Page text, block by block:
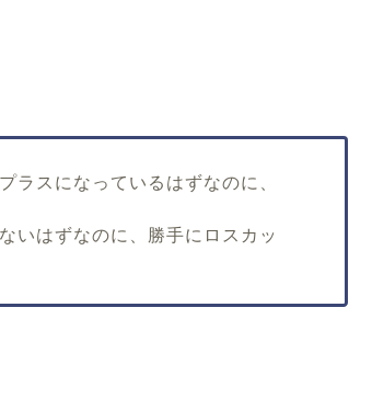
ラスになっているはずなのに、
いはずなのに、勝手にロスカッ